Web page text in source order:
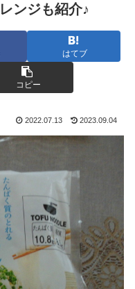
ンジも紹介♪
はてブ
コピー
2022.07.13 2023.09.04